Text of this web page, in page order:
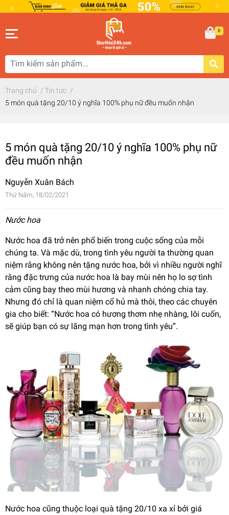
0
Trang chủ / Tin tức /
5 món quà tặng 20/10 ý nghĩa 100% phụ nữ đều muốn nhận
5 món quà tặng 20/10 ý nghĩa 100% phụ nữ
đều muốn nhận
Nguyễn Xuân Bách
Thứ Năm, 18/02/2021
Nước hoa
Nước hoa đã trở nên phổ biến trong cuộc sống của mỗi
chúng ta. Và mặc dù, trong tình yêu người ta thường quan
niệm rằng không nên tặng nước hoa, bởi vì nhiều người nghĩ
rằng đặc trưng của nước hoa là bay mùi nên họ lo sợ tình
cảm cũng bay theo mùi hương và nhanh chóng chia tay.
Nhưng đó chỉ là quan niệm cổ hủ mà thôi, theo các chuyên
gia cho biết: “Nước hoa có hương thơm nhẹ nhàng, lôi cuốn,
sẽ giúp bạn có sự lãng mạn hơn trong tình yêu”.
Nước hoa cũng thuộc loại quà tặng 20/10 xa xỉ bởi giá